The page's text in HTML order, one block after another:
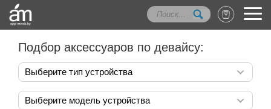
Подбор аксессуаров по девайсу:
Выберите тип устройства
Выберите модель устройства